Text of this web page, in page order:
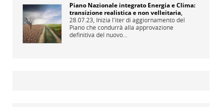
Piano Nazionale integrato Energia e Clima:
transizione realistica e non velleitaria,
28.07.23, Inizia l'iter di aggiornamento del
Piano che condurrà alla approvazione
definitiva del nuovo...